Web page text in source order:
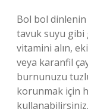
Bol bol dinlenin
tavuk suyu gibi
vitamini alın,
veya karanfil
burnunuzu
korunmak için
kullanabilirsiniz.